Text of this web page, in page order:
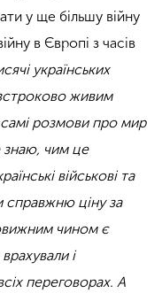
у ще більшу війну
в Європі з часів
українських
живим
самі розмови про мир
знаю, чим це
військові та
справжню ціну за
чином є
і
переговорах. А